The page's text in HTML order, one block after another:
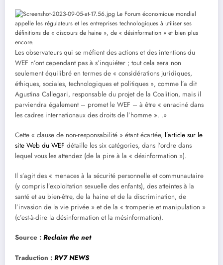
Les observateurs qui se méfient des actions et des intentions du
WEF n’ont cependant pas à s’inquiéter ; tout cela sera non
seulement équilibré en termes de « considérations juridiques,
éthiques, sociales, technologiques et politiques », comme l’a dit
Agustina Callegari, responsable du projet de la Coalition, mais il
parviendra également – ​​promet le WEF – à être « enraciné dans
les cadres internationaux des droits de l’homme ». .»
Cette « clause de non-responsabilité » étant écartée, l’article sur le
site Web du WEF détaille les six catégories, dans l’ordre dans
lequel vous les attendez (de la pire à la « désinformation »).
Il s’agit des « menaces à la sécurité personnelle et communautaire
(y compris l’exploitation sexuelle des enfants), des atteintes à la
santé et au bien-être, de la haine et de la discrimination, de
l’invasion de la vie privée » et de la « tromperie et manipulation »
(c’est-à-dire la désinformation et la mésinformation).
Source : Reclaim the net
Traduction : RV7 NEWS